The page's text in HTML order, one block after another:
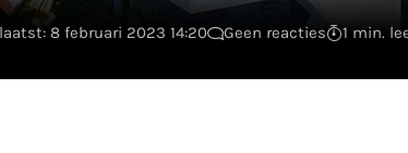
8 februari 2023 14:20 Geen reacties 1 min.